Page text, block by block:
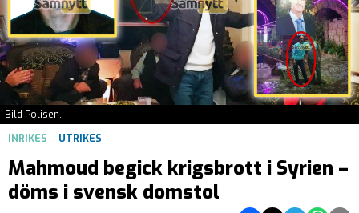
Bild Polisen.
INRIKES
UTRIKES
Mahmoud begick krigsbrott i Syrien –
döms i svensk domstol